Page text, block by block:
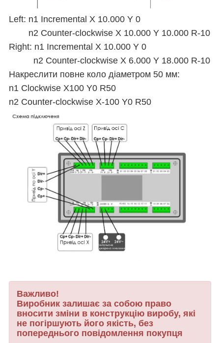
Left: n1 Incremental X 10.000 Y 0
n2 Counter-clockwise X 10.000 Y 10.000 R-10
Right: n1 Incremental X 10.000 Y 0
n2 Counter-clockwise X 6.000 Y 18.000 R-10
Накреслити повне коло діаметром 50 мм:
n1 Clockwise X100 Y0 R50
n2 Counter-clockwise X-100 Y0 R50
Важливо!
Виробник залишає за собою право
вносити зміни в конструкцію виробу, які
не погіршують його якість, без
попереднього повідомлення покупця